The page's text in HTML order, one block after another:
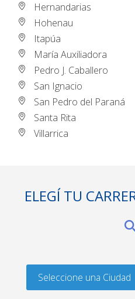
Hernandarias
Hohenau
Itapúa
María Auxiliadora
Pedro J. Caballero
San Ignacio
San Pedro del Paraná
Santa Rita
Villarrica
ELEGÍ TU